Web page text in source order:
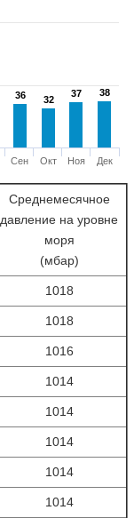
36
36 32
32
37
37 38
38
Сен Окт Ноя Дек
Среднемесячное
давление на уровне
моря
(мбар)
1018
1018
1016
1014
1014
1014
1014
1014